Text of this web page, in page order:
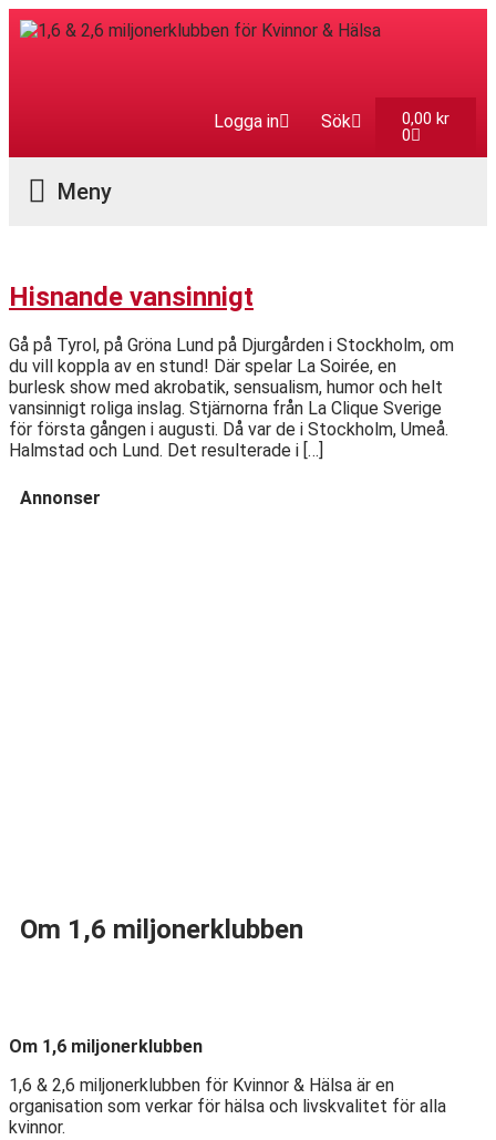
Logga in Sök 0,00 kr
0
Hisnande vansinnigt
Gå på Tyrol, på Gröna Lund på Djurgården i Stockholm, om
du vill koppla av en stund! Där spelar La Soirée, en
burlesk show med akrobatik, sensualism, humor och helt
vansinnigt roliga inslag. Stjärnorna från La Clique Sverige
för första gången i augusti. Då var de i Stockholm, Umeå.
Halmstad och Lund. Det resulterade i […]
Annonser
Om 1,6 miljonerklubben
Om 1,6 miljonerklubben
1,6 & 2,6 miljonerklubben för Kvinnor & Hälsa är en
organisation som verkar för hälsa och livskvalitet för alla
kvinnor.